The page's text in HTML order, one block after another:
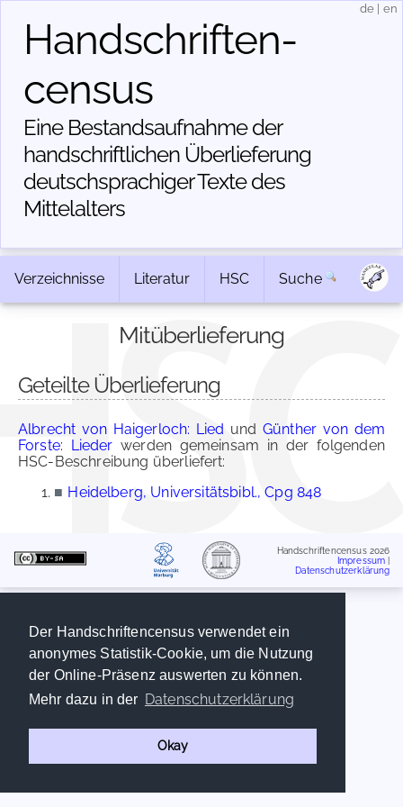
Der Handschriftencensus verwendet ein
anonymes Statistik-Cookie, um die Nutzung
der Online-Präsenz auswerten zu können.
Mehr dazu in der Datenschutzerklärung
Okay
Handschriften­
census
Eine Bestandsaufnahme der
handschriftlichen Über­lieferung
deutschsprachiger Texte des
Mittelalters
de en
Verzeichnisse Literatur HSC Suche
Mitüberlieferung
Geteilte Überlieferung
Albrecht von Haigerloch: Lied und Günther von dem
Forste: Lieder werden gemeinsam in der folgenden
HSC-Beschreibung überliefert:
■ Heidelberg, Universitätsbibl., Cpg 848
Handschriftencensus 2026
Impressum
Datenschutzerklärung